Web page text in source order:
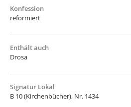
Konfession
reformiert
Enthält auch
Drosa
Signatur Lokal
B 10 (Kirchenbücher), Nr. 1434